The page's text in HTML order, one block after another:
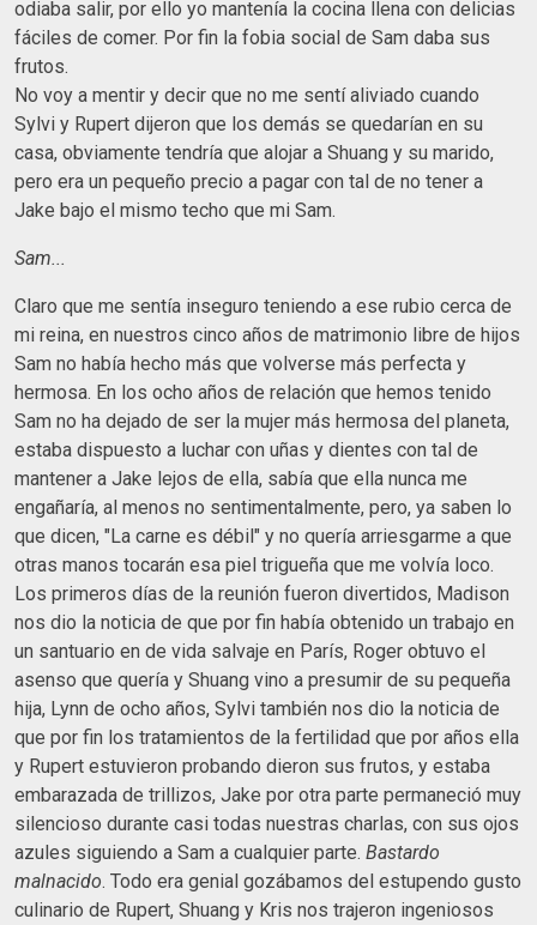
odiaba salir, por ello yo mantenía la cocina llena con delicias
fáciles de comer. Por fin la fobia social de Sam daba sus
frutos.
No voy a mentir y decir que no me sentí aliviado cuando
Sylvi y Rupert dijeron que los demás se quedarían en su
casa, obviamente tendría que alojar a Shuang y su marido,
pero era un pequeño precio a pagar con tal de no tener a
Jake bajo el mismo techo que mi Sam.
Sam...
Claro que me sentía inseguro teniendo a ese rubio cerca de
mi reina, en nuestros cinco años de matrimonio libre de hijos
Sam no había hecho más que volverse más perfecta y
hermosa. En los ocho años de relación que hemos tenido
Sam no ha dejado de ser la mujer más hermosa del planeta,
estaba dispuesto a luchar con uñas y dientes con tal de
mantener a Jake lejos de ella, sabía que ella nunca me
engañaría, al menos no sentimentalmente, pero, ya saben lo
que dicen, "La carne es débil" y no quería arriesgarme a que
otras manos tocarán esa piel trigueña que me volvía loco.
Los primeros días de la reunión fueron divertidos, Madison
nos dio la noticia de que por fin había obtenido un trabajo en
un santuario en de vida salvaje en París, Roger obtuvo el
asenso que quería y Shuang vino a presumir de su pequeña
hija, Lynn de ocho años, Sylvi también nos dio la noticia de
que por fin los tratamientos de la fertilidad que por años ella
y Rupert estuvieron probando dieron sus frutos, y estaba
embarazada de trillizos, Jake por otra parte permaneció muy
silencioso durante casi todas nuestras charlas, con sus ojos
azules siguiendo a Sam a cualquier parte. Bastardo
malnacido. Todo era genial gozábamos del estupendo gusto
culinario de Rupert, Shuang y Kris nos trajeron ingeniosos